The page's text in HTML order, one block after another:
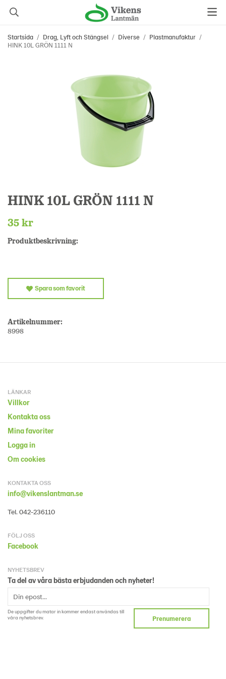
Startsida / Drag, Lyft och Stängsel / Diverse / Plastmanufaktur /
HINK 10L GRÖN 1111 N
HINK 10L GRÖN 1111 N
35 kr
Produktbeskrivning:
Spara som favorit
Artikelnummer:
8998
LÄNKAR
Villkor
Kontakta oss
Mina favoriter
Logga in
Om cookies
KONTAKTA OSS
info@vikenslantman.se
Tel. 042-236110
FÖLJ OSS
Facebook
NYHETSBREV
Ta del av våra bästa erbjudanden och nyheter!
De uppgifter du matar in kommer endast användas till
våra nyhetsbrev.
Prenumerera